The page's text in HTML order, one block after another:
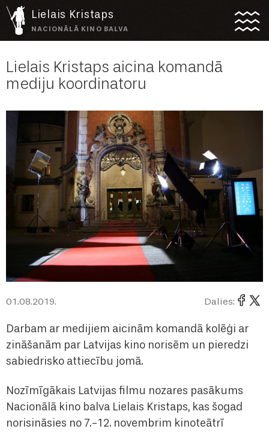
Lielais Kristaps
NACIONĀLĀ KINO BALVA
Lielais Kristaps aicina komandā
mediju koordinatoru
01.08.2019. Dalies:
Darbam ar medijiem aicinām komandā kolēģi ar
zināšanām par Latvijas kino norisēm un pieredzi
sabiedrisko attiecību jomā.
Nozīmīgākais Latvijas filmu nozares pasākums
Nacionālā kino balva Lielais Kristaps, kas šogad
norisināsies no 7.-12. novembrim kinoteātrī